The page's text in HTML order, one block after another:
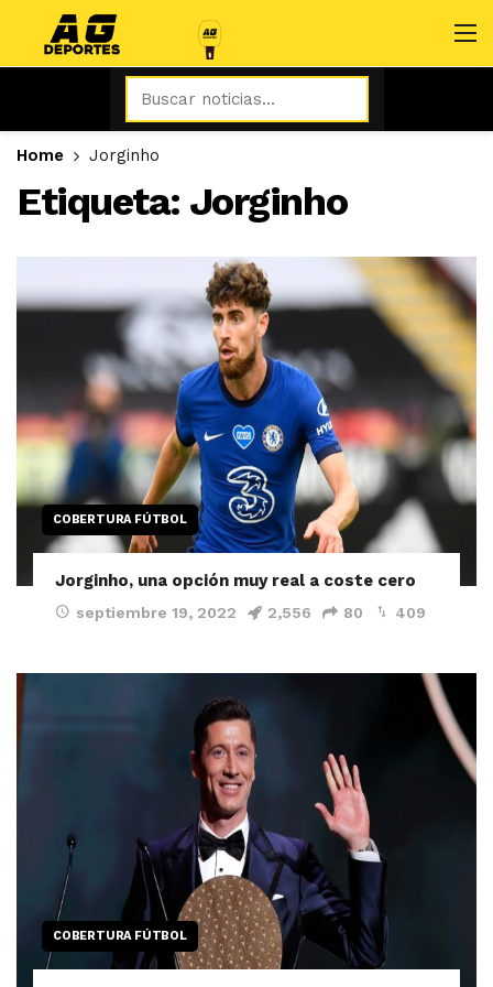
Home Jorginho
Etiqueta: Jorginho
COBERTURA FÚTBOL
Jorginho, una opción muy real a coste cero
septiembre 19, 2022 2,556 80 409
COBERTURA FÚTBOL